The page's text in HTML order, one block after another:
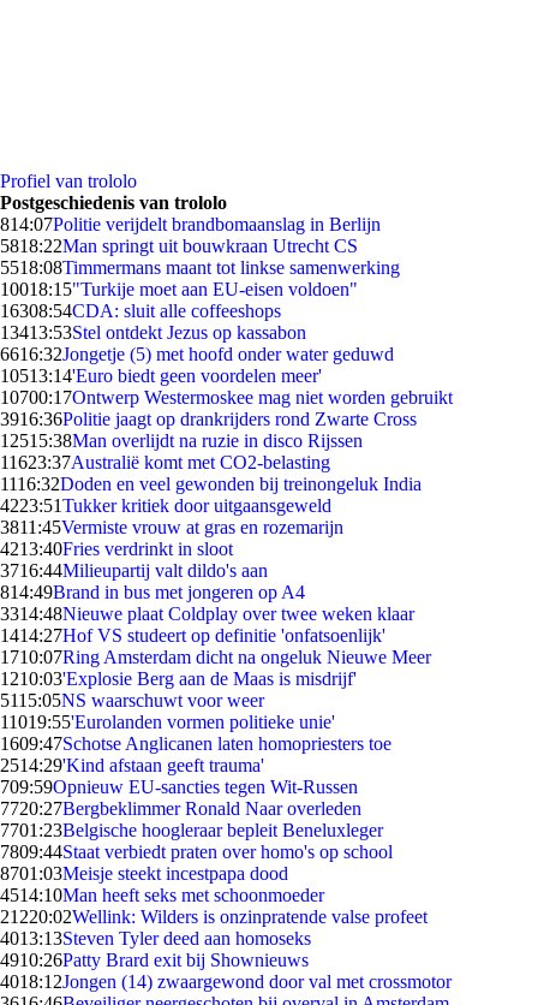
Profiel van trololo
Postgeschiedenis van trololo
814:07Politie verijdelt brandbomaanslag in Berlijn
5818:22Man springt uit bouwkraan Utrecht CS
5518:08Timmermans maant tot linkse samenwerking
10018:15"Turkije moet aan EU-eisen voldoen"
16308:54CDA: sluit alle coffeeshops
13413:53Stel ontdekt Jezus op kassabon
6616:32Jongetje (5) met hoofd onder water geduwd
10513:14'Euro biedt geen voordelen meer'
10700:17Ontwerp Westermoskee mag niet worden gebruikt
3916:36Politie jaagt op drankrijders rond Zwarte Cross
12515:38Man overlijdt na ruzie in disco Rijssen
11623:37Australië komt met CO2-belasting
1116:32Doden en veel gewonden bij treinongeluk India
4223:51Tukker kritiek door uitgaansgeweld
3811:45Vermiste vrouw at gras en rozemarijn
4213:40Fries verdrinkt in sloot
3716:44Milieupartij valt dildo's aan
814:49Brand in bus met jongeren op A4
3314:48Nieuwe plaat Coldplay over twee weken klaar
1414:27Hof VS studeert op definitie 'onfatsoenlijk'
1710:07Ring Amsterdam dicht na ongeluk Nieuwe Meer
1210:03'Explosie Berg aan de Maas is misdrijf'
5115:05NS waarschuwt voor weer
11019:55'Eurolanden vormen politieke unie'
1609:47Schotse Anglicanen laten homopriesters toe
2514:29'Kind afstaan geeft trauma'
709:59Opnieuw EU-sancties tegen Wit-Russen
7720:27Bergbeklimmer Ronald Naar overleden
7701:23Belgische hoogleraar bepleit Beneluxleger
7809:44Staat verbiedt praten over homo's op school
8701:03Meisje steekt incestpapa dood
4514:10Man heeft seks met schoonmoeder
21220:02Wellink: Wilders is onzinpratende valse profeet
4013:13Steven Tyler deed aan homoseks
4910:26Patty Brard exit bij Shownieuws
4018:12Jongen (14) zwaargewond door val met crossmotor